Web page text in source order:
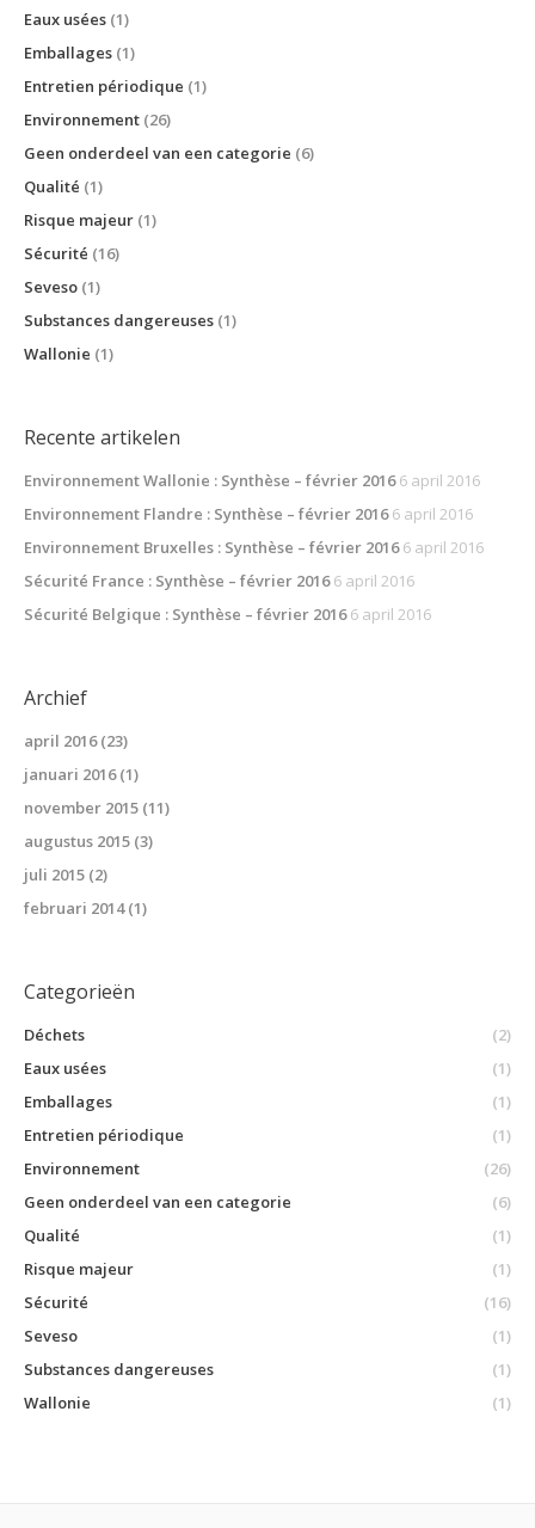
Eaux usées (1)
Emballages (1)
Entretien périodique (1)
Environnement (26)
Geen onderdeel van een categorie (6)
Qualité (1)
Risque majeur (1)
Sécurité (16)
Seveso (1)
Substances dangereuses (1)
Wallonie (1)
Recente artikelen
Environnement Wallonie : Synthèse – février 2016 6 april 2016
Environnement Flandre : Synthèse – février 2016 6 april 2016
Environnement Bruxelles : Synthèse – février 2016 6 april 2016
Sécurité France : Synthèse – février 2016 6 april 2016
Sécurité Belgique : Synthèse – février 2016 6 april 2016
Archief
april 2016(23)
januari 2016(1)
november 2015 (11)
augustus 2015 (3)
juli 2015 (2)
februari 2014(1)
Categorieën
Déchets
(2)
Eaux usées
(1)
Emballages
(1)
Entretien périodique
(1)
Environnement
(26)
Geen onderdeel van een categorie
(6)
Qualité
(1)
Risque majeur
(1)
Sécurité
(16)
Seveso
(1)
Substances dangereuses
(1)
Wallonie
(1)